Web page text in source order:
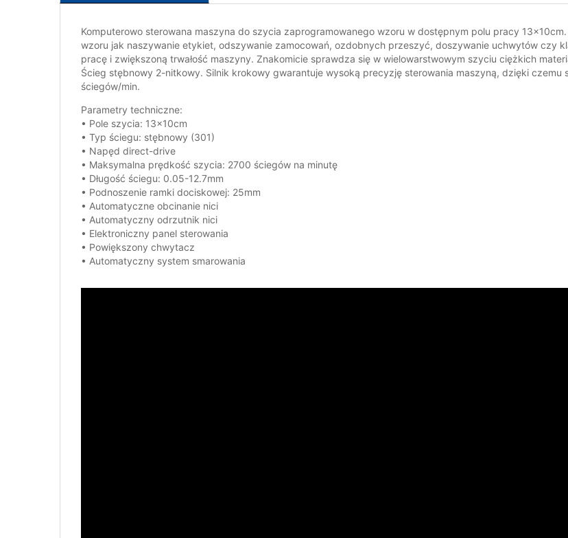
Komputerowo sterowana maszyna do szycia zaprogramowanego wzoru w dostępnym polu pracy
wzoru jak naszywanie etykiet, odszywanie zamocowań, ozdobnych przeszyć, doszywanie uchwytów czy
pracę i zwiększoną trwałość maszyny. Znakomicie sprawdza się w wielowarstwowym szyciu ciężkich
Ścieg stębnowy 2-nitkowy. Silnik krokowy gwarantuje wysoką precyzję sterowania maszyną, dzięki czemu
ściegów/min.
Parametry techniczne:
• Pole szycia: 13x10cm
• Typ ściegu: stębnowy (301)
• Napęd direct-drive
• Maksymalna prędkość szycia: 2700 ściegów na minutę
• Długość ściegu: 0.05-12.7mm
• Podnoszenie ramki dociskowej: 25mm
• Automatyczne obcinanie nici
• Automatyczny odrzutnik nici
• Elektroniczny panel sterowania
• Powiększony chwytacz
• Automatyczny system smarowania